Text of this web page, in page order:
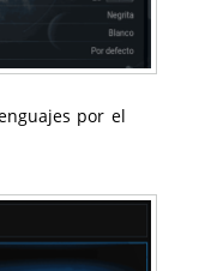
por el